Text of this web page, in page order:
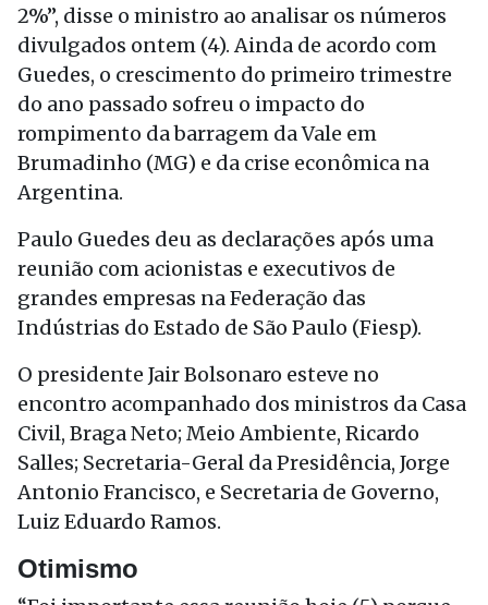
2%”, disse o ministro ao analisar os números
divulgados ontem (4). Ainda de acordo com
Guedes, o crescimento do primeiro trimestre
do ano passado sofreu o impacto do
rompimento da barragem da Vale em
Brumadinho (MG) e da crise econômica na
Argentina.
Paulo Guedes deu as declarações após uma
reunião com acionistas e executivos de
grandes empresas na Federação das
Indústrias do Estado de São Paulo (Fiesp).
O presidente Jair Bolsonaro esteve no
encontro acompanhado dos ministros da Casa
Civil, Braga Neto; Meio Ambiente, Ricardo
Salles; Secretaria-Geral da Presidência, Jorge
Antonio Francisco, e Secretaria de Governo,
Luiz Eduardo Ramos.
Otimismo